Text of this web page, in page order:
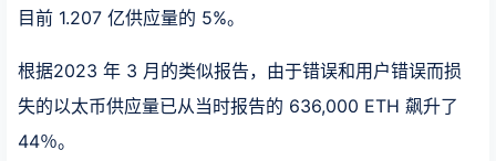
目前 1.207 亿供应量的 5%。
根据2023 年 3 月的类似报告，由于错误和用户错误而损
失的以太币供应量已从当时报告的 636,000 ETH 飙升了
44％。